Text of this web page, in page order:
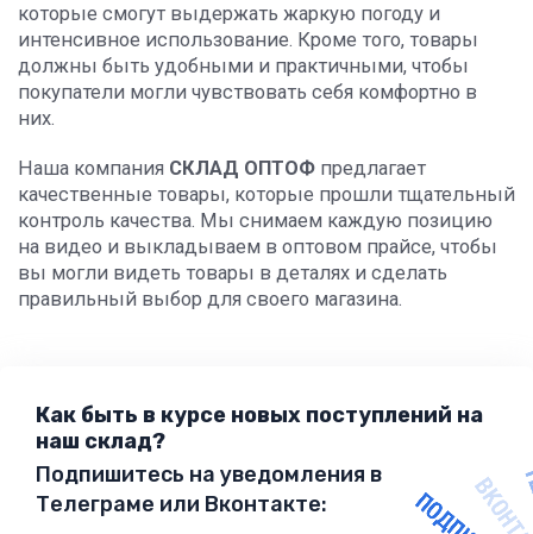
которые смогут выдержать жаркую погоду и
интенсивное использование. Кроме того, товары
должны быть удобными и практичными, чтобы
покупатели могли чувствовать себя комфортно в
них.
Наша компания СКЛАД ОПТОФ предлагает
качественные товары, которые прошли тщательный
контроль качества. Мы снимаем каждую позицию
на видео и выкладываем в оптовом прайсе, чтобы
вы могли видеть товары в деталях и сделать
правильный выбор для своего магазина.
Как быть в курсе новых поступлений на
наш склад?
Подпишитесь на уведомления в
Телеграме или Вконтакте: